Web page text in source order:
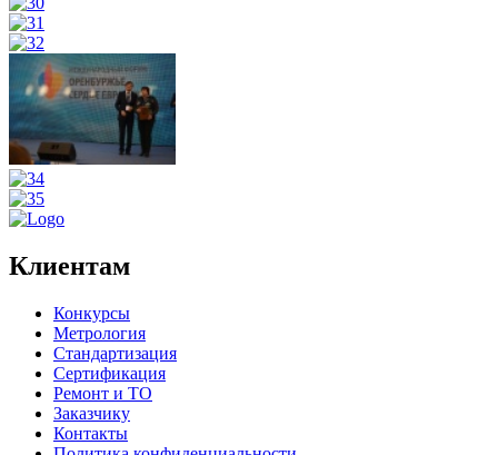
Клиентам
Конкурсы
Метрология
Стандартизация
Сертификация
Ремонт и ТО
Заказчику
Контакты